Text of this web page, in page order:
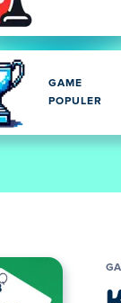
GAME
POPULER